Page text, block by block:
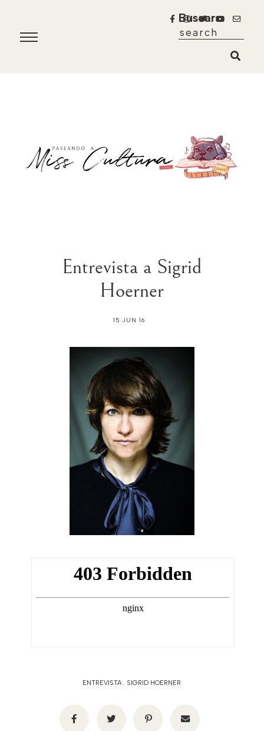
Buscar
Entrevista a Sigrid
Hoerner
15 JUN 16
ENTREVISTA. SIGRID HOERNER